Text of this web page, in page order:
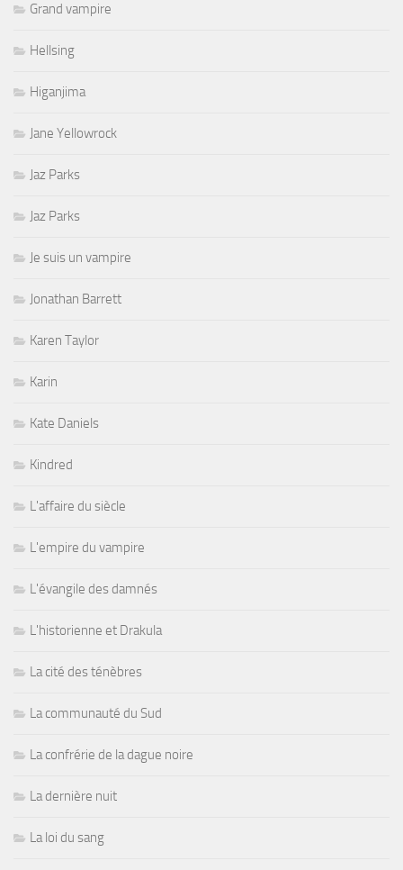
Grand vampire
Hellsing
Higanjima
Jane Yellowrock
Jaz Parks
Jaz Parks
Je suis un vampire
Jonathan Barrett
Karen Taylor
Karin
Kate Daniels
Kindred
L'affaire du siècle
L'empire du vampire
L'évangile des damnés
L'historienne et Drakula
La cité des ténèbres
La communauté du Sud
La confrérie de la dague noire
La dernière nuit
La loi du sang